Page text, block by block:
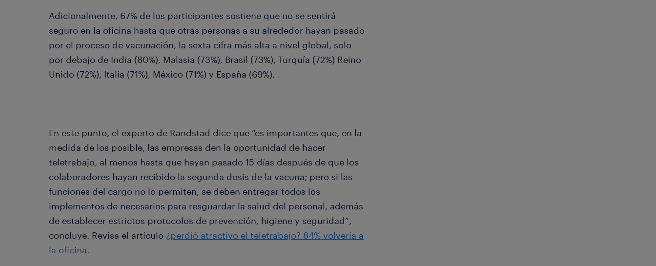
Adicionalmente, 67% de los participantes sostiene que no se sentirá
seguro en la oficina hasta que otras personas a su alrededor hayan pasado
por el proceso de vacunación, la sexta cifra más alta a nivel global, solo
por debajo de India (80%), Malasia (73%), Brasil (73%), Turquía (72%) Reino
Unido (72%), Italia (71%), México (71%) y España (69%).
En este punto, el experto de Randstad dice que “es importantes que, en la
medida de los posible, las empresas den la oportunidad de hacer
teletrabajo, al menos hasta que hayan pasado 15 días después de que los
colaboradores hayan recibido la segunda dosis de la vacuna; pero si las
funciones del cargo no lo permiten, se deben entregar todos los
implementos de necesarios para resguardar la salud del personal, además
de establecer estrictos protocolos de prevención, higiene y seguridad”,
concluye. Revisa el artículo ¿perdió atractivo el teletrabajo? 84% volvería a
la oficina.